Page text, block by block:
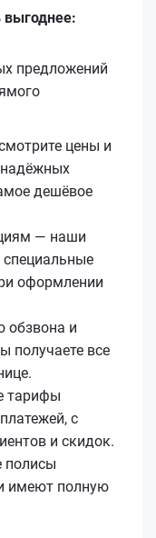
выгоднее:
предложений
цены и
надёжных
дешёвое
— наши
оформлении
обзвона и
получаете все
тарифы
с
и скидок.
полисы
имеют полную